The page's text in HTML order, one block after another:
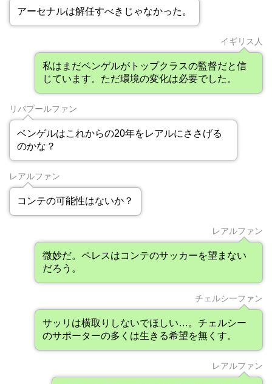
アーセナルは解任すべきじゃなかった。
イギリス人
私はまだベンゲルがトップクラスの監督だと信
じています。ただ環境の変化は必要でした。
リバプールファン
ベンゲルはこれからの20年をレアルにささげる
のかな？
レアルファン
コンテの可能性はないか？
レアルファン
微妙だ。ペレスはコンテのサッカーを望まない
だろう。
チェルシーファン
サッリは横取りしないでほしい…。チェルシー
のサポーターの多くは生きる希望を無くす。
レアルファン